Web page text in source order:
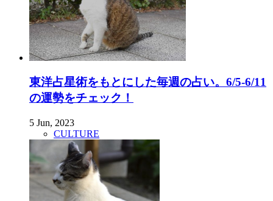
東洋占星術をもとにした毎週の占い。6/5-6/11
の運勢をチェック！
5 Jun, 2023
CULTURE